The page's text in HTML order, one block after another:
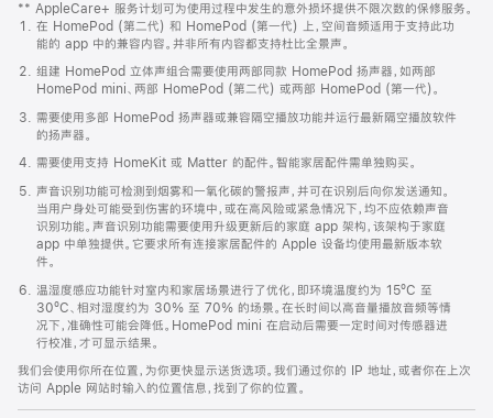
窗
口
中
打
开)
** AppleCare+ 服务计划可为使用过程中发生的意外损坏提供不限次数的保修服务。
在 HomePod (第二代) 和 HomePod (第一代) 上，空间音频适用于支持此功
能的 app 中的兼容内容。并非所有内容都支持杜比全景声。
组建 HomePod 立体声组合需要使用两部同款 HomePod 扬声器，如两部
HomePod mini、两部 HomePod (第二代) 或两部 HomePod (第一代)。
需要使用多部 HomePod 扬声器或兼容隔空播放功能并运行最新隔空播放软件
的扬声器。
需要使用支持 HomeKit 或 Matter 的配件。智能家居配件需单独购买。
声音识别功能可检测到烟雾和一氧化碳的警报声，并可在识别后向你发送通知。
当用户身处可能受到伤害的环境中，或在高风险或紧急情况下，均不应依赖声音
识别功能。声音识别功能需要使用升级更新后的家庭 app 架构，该架构于家庭
app 中单独提供。它要求所有连接家居配件的 Apple 设备均使用最新版本软
件。
温湿度感应功能针对室内和家居场景进行了优化，即环境温度约为 15ºC 至
30ºC、相对湿度约为 30% 至 70% 的场景。在长时间以高音量播放音频等情
况下，准确性可能会降低。HomePod mini 在启动后需要一定时间对传感器进
行校准，才可显示结果。
我们会使用你所在位置，为你更快显示送货选项。我们通过你的 IP 地址，或者你在上次
访问 Apple 网站时输入的位置信息，找到了你的位置。